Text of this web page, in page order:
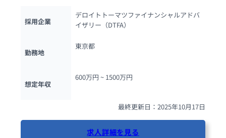
採用企業
デロイトトーマツファイナンシャルアドバ
イザリー（DTFA）
勤務地
東京都
想定年収
600万円 ~ 1500万円
最終更新日：2025年10月17日
求人詳細を見る